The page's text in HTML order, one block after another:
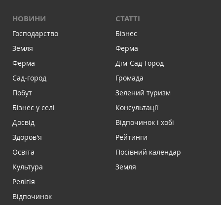
НОВИНИ
Господарство
Земля
Ферма
Сад-город
Побут
Бізнес у селі
Досвід
Здоров'я
Освіта
Культура
Релігія
Відпочинок
СТАТТІ
Бізнес
Ферма
Дім-Сад-Город
Громада
Зелений туризм
Консультації
Відпочинок і хобі
Рейтинги
Посівний календар
Земля